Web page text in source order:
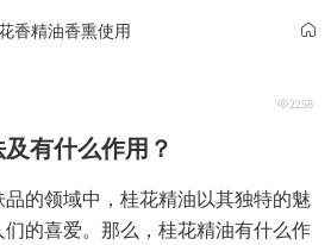
香精油香熏使用
2258
有什么作用？
的领域中，桂花精油以其独特的魅
的喜爱。那么，桂花精油有什么作